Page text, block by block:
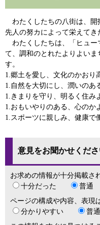
わたくしたちの八街は、開
先人の努カによって栄えてき
わたくしたちは、「ヒュー
て、調和のとれたよりよい
す。
1.郷土を愛し、文化のかおり
1.自然を大切にし、潤いのあ
1.きまりを守り、明るく住み
1.おもいやりのある、心のか
1.スポーツに親しみ、健康で
意見をお聞かせくだ
お求めの情報が十分掲載さ
十分だった
普通
ページの構成や内容、表現
分かりやすい
普通